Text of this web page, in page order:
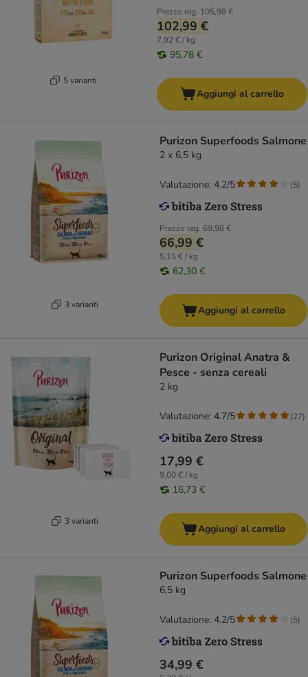
5 varianti
Prezzo reg. 105,98 €
102,99 €
7,92 € / kg
95,78 €
Aggiungi al carrello
3 varianti
Purizon Superfoods Salmone
2 x 6,5 kg
Prezzo reg. 69,98 €
66,99 €
5,15 € / kg
62,30 €
Valutazione: 4.2/5 (5)
Aggiungi al carrello
3 varianti
Purizon Original Anatra &
Pesce - senza cereali
2 kg
17,99 €
9,00 € / kg
16,73 €
Valutazione: 4.7/5 (27)
Aggiungi al carrello
Purizon Superfoods Salmone
6,5 kg
34,99 €
Valutazione: 4.2/5 (5)